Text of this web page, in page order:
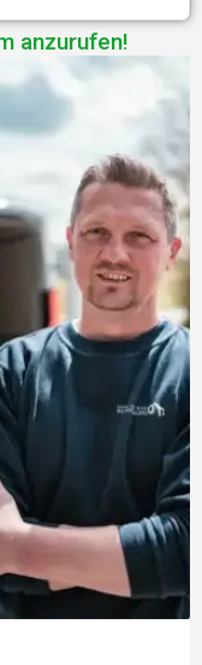
anzurufen!